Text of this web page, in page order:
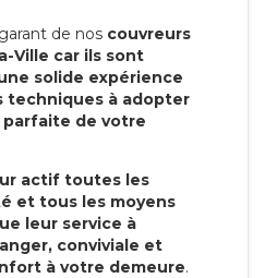
de nos couvreurs
Ville car ils sont
solide expérience
techniques à adopter
parfaite de votre
actif toutes les
et tous les moyens
leur service à
conviviale et
à votre demeure.